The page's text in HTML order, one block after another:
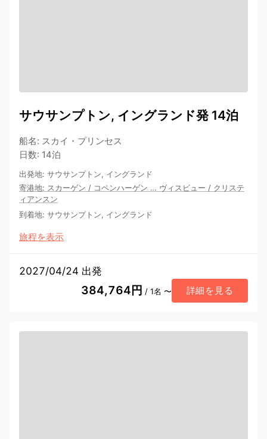
サウサンプトン, イングランド発 14泊
船名: スカイ・プリンセス
日数: 14泊
出発地: サウサンプトン, イングランド
寄港地: スカーゲン / コペンハーゲン … ヴィスビュー / クリステ
ィアンスン
到着地: サウサンプトン, イングランド
旅程を表示
2027/04/24 出発
384,764円 / 1名 〜 詳細を見る